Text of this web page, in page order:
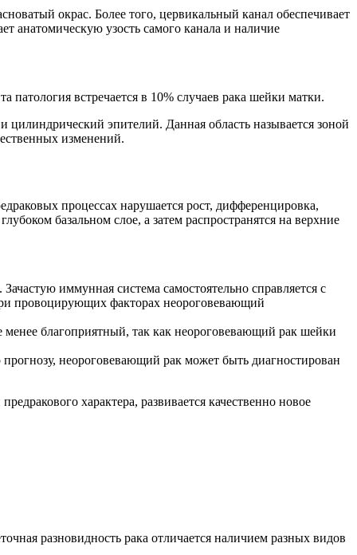
окрас. Более того, цервикальный канал обеспечивает
анатомическую узость самого канала и наличие
патология встречается в 10% случаев рака шейки матки.
эпителий. Данная область называется зоной
изменений.
процессах нарушается рост, дифференцировка,
базальном слое, а затем распространятся на верхние
иммунная система самостоятельно справляется с
провоцирующих факторах неороговевающий
благоприятный, так как неороговевающий рак шейки
неороговевающий рак может быть диагностирован
характера, развивается качественно новое
разновидность рака отличается наличием разных видов